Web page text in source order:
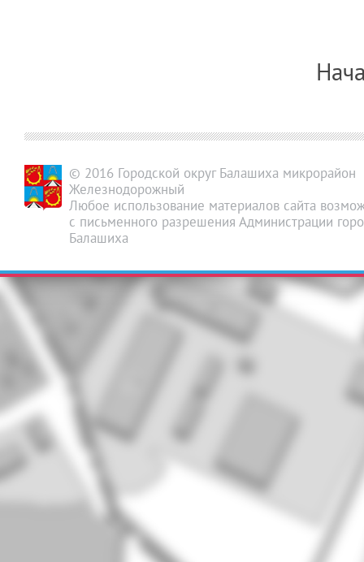
© 2016 Городской округ Балашиха микрорайон
Железнодорожный
Любое использование материалов сайта
с письменного разрешения Администрации
Балашиха